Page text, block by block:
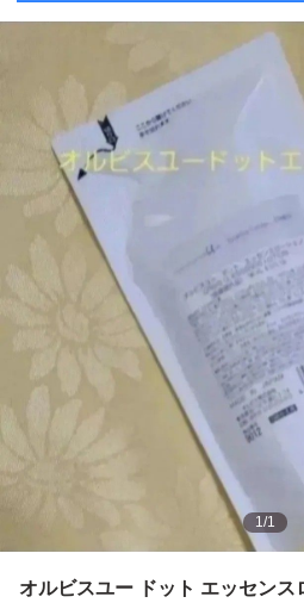
1/1
オルビスユー ドット エッセンス